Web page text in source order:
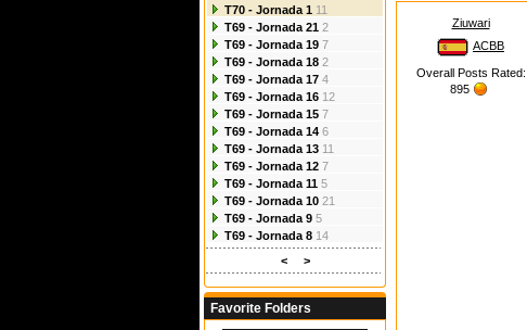
T70 - Jornada 1 11
T69 - Jornada 21 2
T69 - Jornada 19 7
T69 - Jornada 18 2
T69 - Jornada 17 4
T69 - Jornada 16 12
T69 - Jornada 15 7
T69 - Jornada 14 6
T69 - Jornada 13 11
T69 - Jornada 12 7
T69 - Jornada 11 5
T69 - Jornada 10 21
T69 - Jornada 9 5
T69 - Jornada 8 14
<
>
Favorite Folders
Ziuwari
ACBB
Overall Posts Rated:
895